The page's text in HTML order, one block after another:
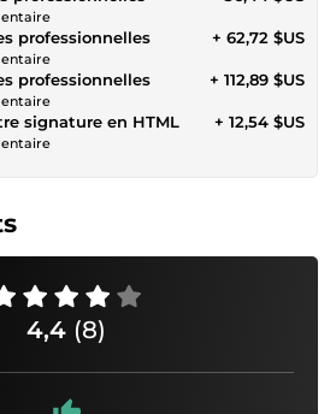
professionnelles + 62,72 $US
professionnelles + 112,89 $US
signature en HTML + 12,54 $US
4,4 (8)